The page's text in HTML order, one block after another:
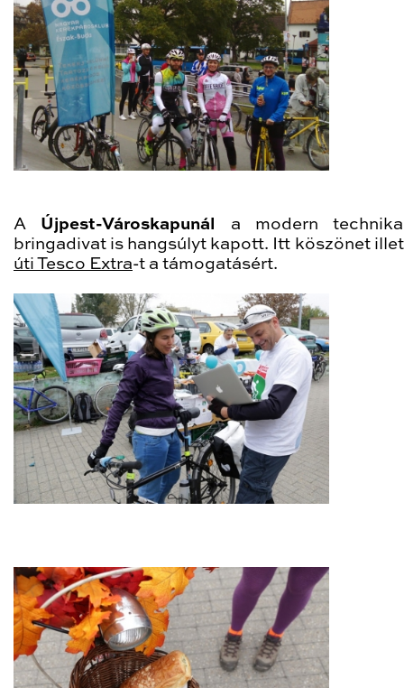
A Újpest-Városkapunál
a modern
bringadivat is hangsúlyt kapott. Itt köszönet
úti Tesco Extra-t a támogatásért.